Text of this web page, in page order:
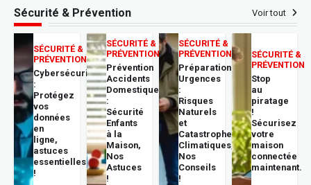
Sécurité & Prévention Voir tout
SÉCURITÉ &
PRÉVENTION
Cybersécurité
:
Protégez
vos
données
en
ligne,
astuces
essentielles
!
SÉCURITÉ &
PRÉVENTION
Prévention
Accidents
Domestiques
:
Sécurité
Enfants
à la
Maison,
Nos
Astuces
!
SÉCURITÉ &
PRÉVENTION
Préparation
Urgences
:
Risques
Naturels
et
Catastrophes
Climatiques,
Nos
Conseils
!
SÉCURITÉ &
PRÉVENTION
Stop
au
piratage
!
Sécurisez
votre
maison
connectée
maintenant.